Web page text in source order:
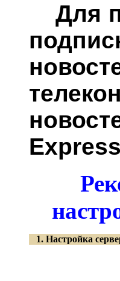
Для
1. Настройка